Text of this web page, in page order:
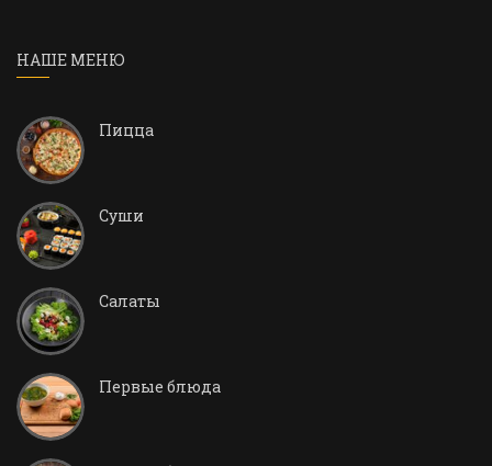
НАШЕ МЕНЮ
Пицца
Суши
Салаты
Первые блюда